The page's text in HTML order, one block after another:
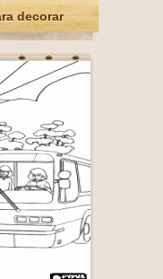
decorar